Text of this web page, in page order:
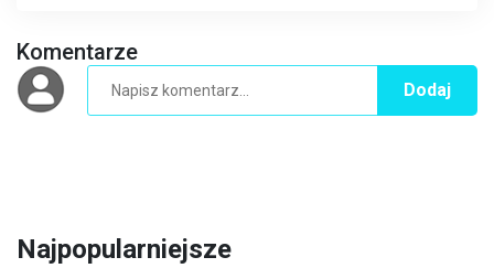
Komentarze
Dodaj
Najpopularniejsze